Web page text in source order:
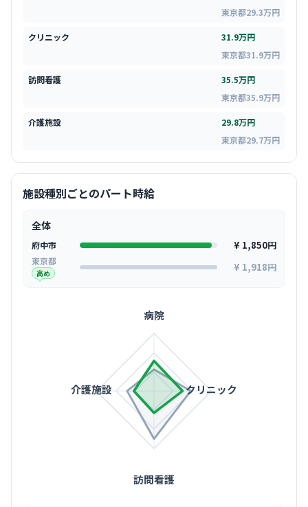
東京都29.3万円
クリニック
31.9万円
東京都31.9万円
訪問看護
35.5万円
東京都35.9万円
介護施設
29.8万円
東京都29.7万円
施設種別ごとのパート時給
全体
府中市 ¥ 1,850円
東京都
高め ¥ 1,918円
病院
クリニック
訪問看護
介護施設